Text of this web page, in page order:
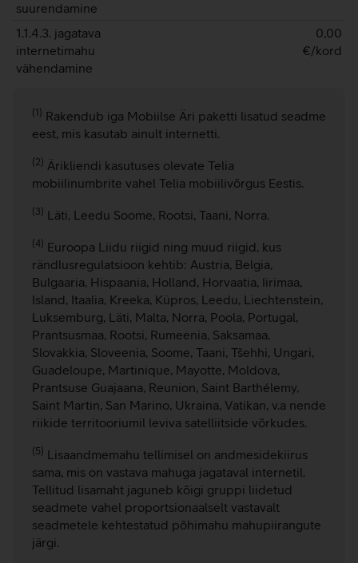
suurendamine
1.1.4.3. jagatava
internetimahu
vähendamine
0,00
€/kord
(1) Rakendub iga Mobiilse Äri paketti lisatud seadme
eest, mis kasutab ainult internetti.
(2) Ärikliendi kasutuses olevate Telia
mobiilinumbrite vahel Telia mobiilivõrgus Eestis.
(3) Läti, Leedu Soome, Rootsi, Taani, Norra.
(4) Euroopa Liidu riigid ning muud riigid, kus
rändlusregulatsioon kehtib: Austria, Belgia,
Bulgaaria, Hispaania, Holland, Horvaatia, Iirimaa,
Island, Itaalia, Kreeka, Küpros, Leedu, Liechtenstein,
Luksemburg, Läti, Malta, Norra, Poola, Portugal,
Prantsusmaa, Rootsi, Rumeenia, Saksamaa,
Slovakkia, Sloveenia, Soome, Taani, Tšehhi, Ungari,
Guadeloupe, Martinique, Mayotte, Moldova,
Prantsuse Guajaana, Reunion, Saint Barthélemy,
Saint Martin, San Marino, Ukraina, Vatikan, v.a nende
riikide territooriumil leviva satelliitside võrkudes.
(5) Lisaandmemahu tellimisel on andmesidekiirus
sama, mis on vastava mahuga jagataval internetil.
Tellitud lisamaht jaguneb kõigi gruppi liidetud
seadmete vahel proportsionaalselt vastavalt
seadmetele kehtestatud põhimahu mahupiirangute
järgi.